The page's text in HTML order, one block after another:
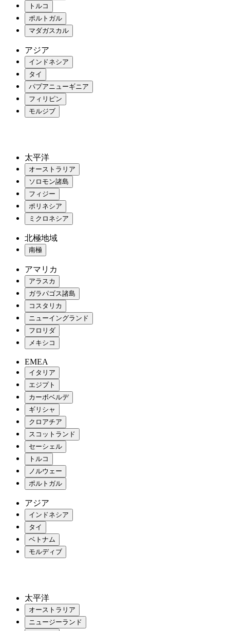
トルコ
ポルトガル
マダガスカル
アジア
インドネシア
タイ
パプアニューギニア
フィリピン
モルジブ
太平洋
オーストラリア
ソロモン諸島
フィジー
ポリネシア
ミクロネシア
北極地域
南極
アマリカ
アラスカ
ガラパゴス諸島
コスタリカ
ニューイングランド
フロリダ
メキシコ
EMEA
イタリア
エジプト
カーボベルデ
ギリシャ
クロアチア
スコットランド
セーシェル
トルコ
ノルウェー
ポルトガル
アジア
インドネシア
タイ
ベトナム
モルディブ
太平洋
オーストラリア
ニュージーランド